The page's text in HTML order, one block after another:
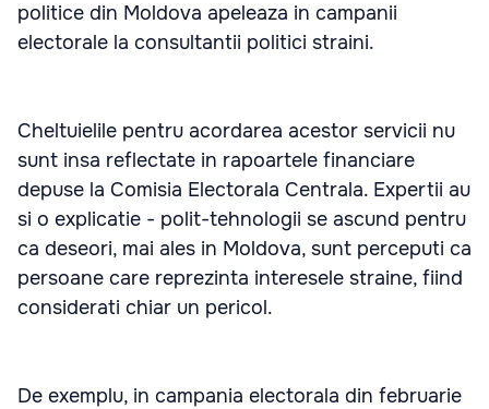
politice din Moldova apeleaza in campanii
electorale la consultantii politici straini.
Cheltuielile pentru acordarea acestor servicii nu
sunt insa reflectate in rapoartele financiare
depuse la Comisia Electorala Centrala. Expertii au
si o explicatie - polit-tehnologii se ascund pentru
ca deseori, mai ales in Moldova, sunt perceputi ca
persoane care reprezinta interesele straine, fiind
considerati chiar un pericol.
De exemplu, in campania electorala din februarie